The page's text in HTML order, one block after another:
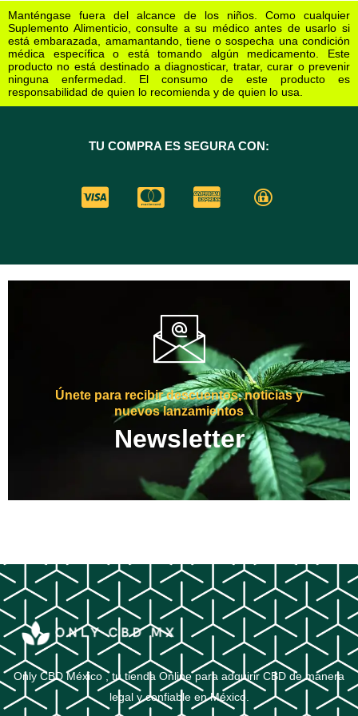
Manténgase fuera del alcance de los niños. Como cualquier
Suplemento Alimenticio, consulte a su médico antes de usarlo si
está embarazada, amamantando, tiene o sospecha una condición
médica específica o está tomando algún medicamento. Este
producto no está destinado a diagnosticar, tratar, curar o prevenir
ninguna enfermedad. El consumo de este producto es
responsabilidad de quien lo recomienda y de quien lo usa.
TU COMPRA ES SEGURA CON:
Únete para recibir descuentos, noticias y
nuevos lanzamientos
Newsletter
Only CBD México , tu tienda Online para adquirir CBD de manera
legal y confiable en México.